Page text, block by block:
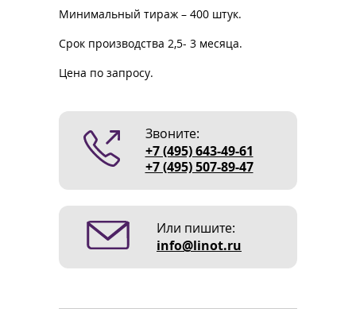
Минимальный тираж – 400 штук.
Срок производства 2,5- 3 месяца.
Цена по запросу.
Звоните:
+7 (495) 643-49-61
+7 (495) 507-89-47
Или пишите:
info@linot.ru